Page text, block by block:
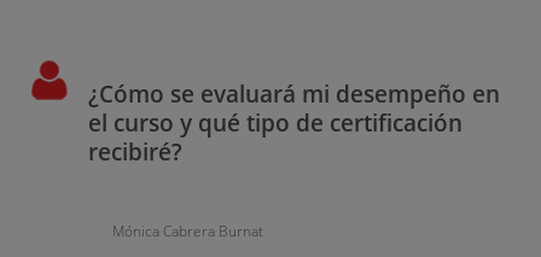
¿Cómo se evaluará mi desempeño en
el curso y qué tipo de certificación
recibiré?
Mónica Cabrera Burnat